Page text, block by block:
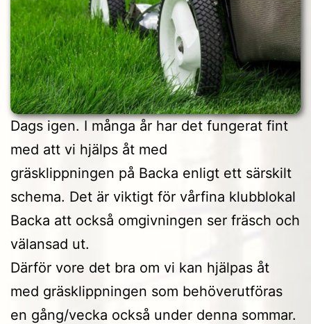
Dags igen. I många år har det fungerat fint
med att vi hjälps åt med
gräsklippningen på Backa enligt ett särskilt
schema. Det är viktigt för vårfina klubblokal
Backa att också omgivningen ser fräsch och
välansad ut.
Därför vore det bra om vi kan hjälpas åt
med gräsklippningen som behöverutföras
en gång/vecka också under denna sommar.